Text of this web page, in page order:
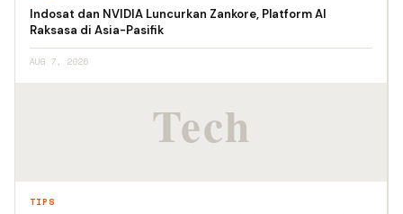
Indosat dan NVIDIA Luncurkan Zankore, Platform AI
Raksasa di Asia-Pasifik
AUG 7, 2026
TIPS